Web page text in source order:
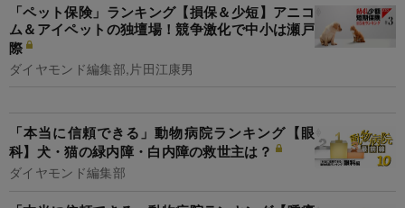
「ペット保険」ランキング【損保＆少短】アニコ
ム＆アイペットの独壇場！競争激化で中小は瀬戸
際
ダイヤモンド編集部,片田江康男
「本当に信頼できる」動物病院ランキング【眼
科】犬・猫の緑内障・白内障の救世主は？
ダイヤモンド編集部